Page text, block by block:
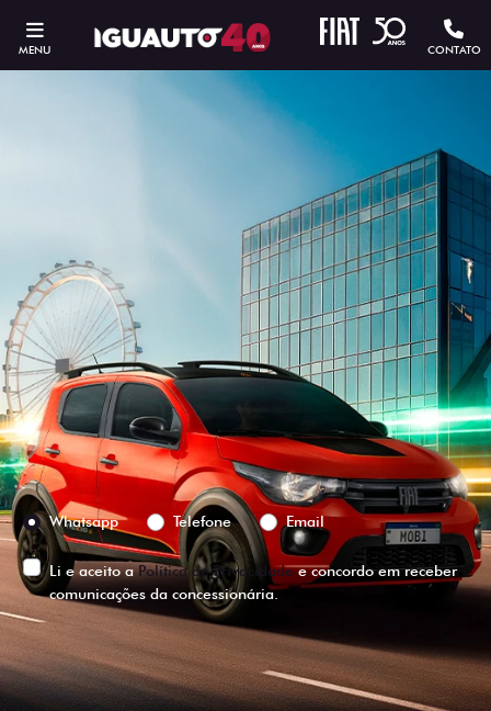
MENU CONTATO
ESTOU INTERESSADO
Versão escolhida
Preferência de contato:
Whatsapp
Telefone Email
Li e aceito aPolítica de Privacidadee concordo em receber
comunicações da concessionária.
ENTRAR EM CONTATO